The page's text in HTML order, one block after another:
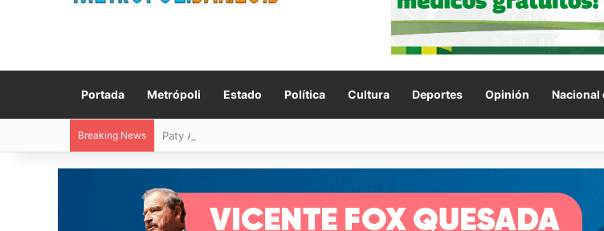
Portada Metrópoli Estado Política Cultura Deportes Opinión Nacional
Breaking News Paty Aradillas destaca impacto del nuevo desnivel de Circuito Potosí en la movilidad de